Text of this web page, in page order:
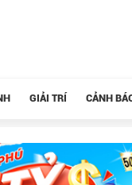
GIẢI TRÍ CẢNH